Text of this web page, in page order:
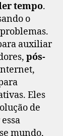
tempo.
o
auxiliar
pós-
Eles
de
mundo,